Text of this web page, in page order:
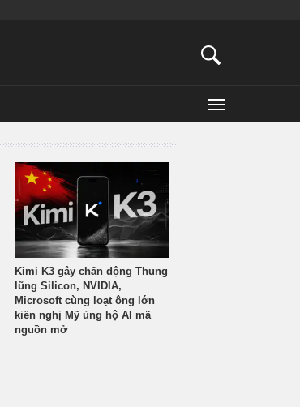
Kimi K3 gây chấn động Thung
lũng Silicon, NVIDIA,
Microsoft cùng loạt ông lớn
kiến nghị Mỹ ủng hộ AI mã
nguồn mở